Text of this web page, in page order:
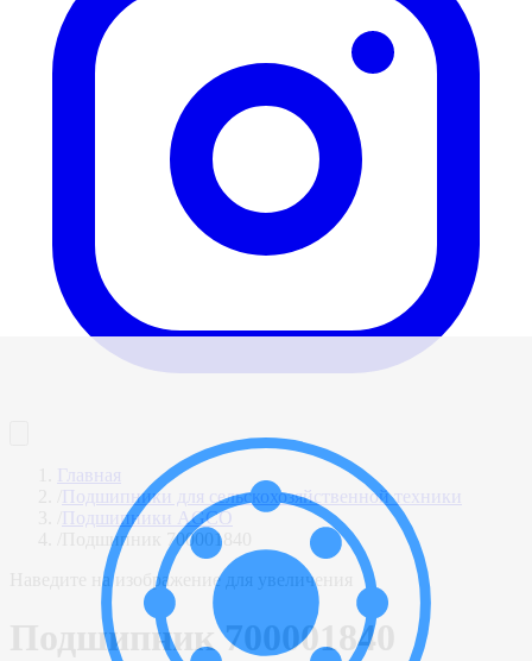
Главная
Подшипники для сельскохозяйственной техники
Подшипники AGCO
Подшипник 700001840
Наведите на изображение для увеличения
Подшипник 700001840